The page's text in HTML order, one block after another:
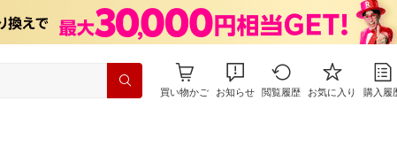
買い物かご お知らせ 閲覧履歴 お気に入り 購入履